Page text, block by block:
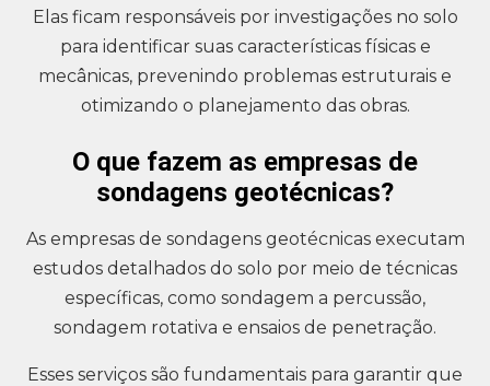
Elas ficam responsáveis por investigações no solo
para identificar suas características físicas e
mecânicas, prevenindo problemas estruturais e
otimizando o planejamento das obras.
O que fazem as empresas de
sondagens geotécnicas?
As empresas de sondagens geotécnicas executam
estudos detalhados do solo por meio de técnicas
específicas, como sondagem a percussão,
sondagem rotativa e ensaios de penetração.
Esses serviços são fundamentais para garantir que